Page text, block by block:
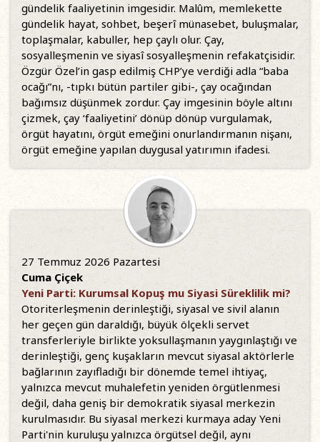
gündelik faaliyetinin imgesidir. Malûm, memlekette
gündelik hayat, sohbet, beşerî münasebet, buluşmalar,
toplaşmalar, kabuller, hep çaylı olur. Çay,
sosyalleşmenin ve siyasî sosyalleşmenin refakatçisidir.
Özgür Özel’in gasp edilmiş CHP’ye verdiği adla “baba
ocağı”nı, -tıpkı bütün partiler gibi-, çay ocağından
bağımsız düşünmek zordur. Çay imgesinin böyle altını
çizmek, çay ‘faaliyetini’ dönüp dönüp vurgulamak,
örgüt hayatını, örgüt emeğini onurlandırmanın nişanı,
örgüt emeğine yapılan duygusal yatırımın ifadesi.
27 Temmuz 2026 Pazartesi
Cuma Çiçek
Yeni Parti: Kurumsal Kopuş mu Siyasi Süreklilik mi?
Otoriterleşmenin derinleştiği, siyasal ve sivil alanın
her geçen gün daraldığı, büyük ölçekli servet
transferleriyle birlikte yoksullaşmanın yaygınlaştığı ve
derinleştiği, genç kuşakların mevcut siyasal aktörlerle
bağlarının zayıfladığı bir dönemde temel ihtiyaç,
yalnızca mevcut muhalefetin yeniden örgütlenmesi
değil, daha geniş bir demokratik siyasal merkezin
kurulmasıdır. Bu siyasal merkezi kurmaya aday Yeni
Parti'nin kuruluşu yalnızca örgütsel değil, aynı